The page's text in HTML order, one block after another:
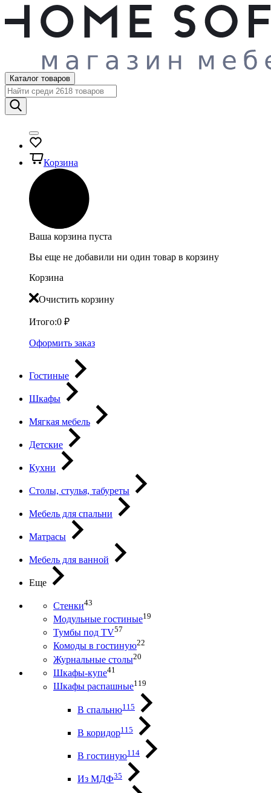
Каталог товаров
Корзина
Ваша корзина пуста
Вы еще не добавили ни один товар в корзину
Корзина
Очистить корзину
Итого:0 ₽
Оформить заказ
Гостиные
Шкафы
Мягкая мебель
Детские
Кухни
Столы, стулья, табуреты
Мебель для спальни
Матрасы
Мебель для ванной
Еще
Стенки43
Модульные гостиные19
Тумбы под ТV57
Комоды в гостиную22
Журнальные столы20
Шкафы-купе41
Шкафы распашные119
В спальню115
В коридор115
В гостиную114
Из МДФ35